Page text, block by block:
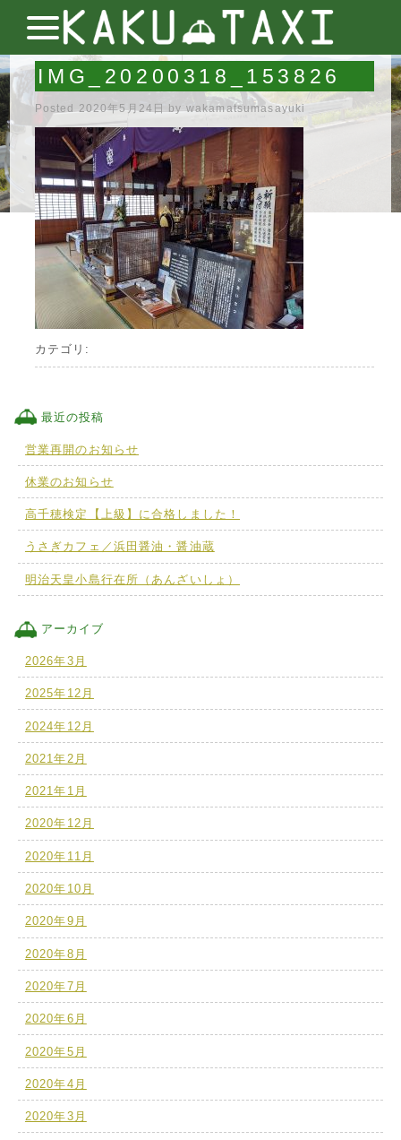
IMG_20200318_153826
Posted 2020年5月24日 by wakamatsumasayuki
カテゴリ:
最近の投稿
営業再開のお知らせ
休業のお知らせ
高千穂検定【上級】に合格しました！
うさぎカフェ／浜田醤油・醤油蔵
明治天皇小島行在所（あんざいしょ）
アーカイブ
2026年3月
2025年12月
2024年12月
2021年2月
2021年1月
2020年12月
2020年11月
2020年10月
2020年9月
2020年8月
2020年7月
2020年6月
2020年5月
2020年4月
2020年3月